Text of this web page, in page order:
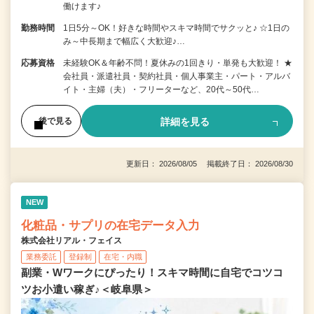
働けます♪
勤務時間
1日5分～OK！好きな時間やスキマ時間でサクッと♪ ☆1日の
み～中長期まで幅広く大歓迎♪…
応募資格
未経験OK＆年齢不問！夏休みの1回きり・単発も大歓迎！ ★
会社員・派遣社員・契約社員・個人事業主・パート・アルバ
イト・主婦（夫）・フリーターなど、20代～50代…
後で見る 詳細を見る
更新日： 2026/08/05 掲載終了日： 2026/08/30
NEW
化粧品・サプリの在宅データ入力
株式会社リアル・フェイス
業務委託 登録制 在宅・内職
副業・Wワークにぴったり！スキマ時間に自宅でコツコ
ツお小遣い稼ぎ♪＜岐阜県＞